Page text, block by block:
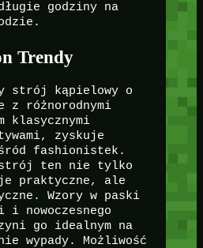
godziny na
Trendy
strój kąpielowy o
z różnorodnymi
klasycznymi
zyskuje
fashionistek.
strój ten nie tylko
praktyczne, ale
Wzory w paski
nowoczesnego
go idealnym na
wypady. Możliwość